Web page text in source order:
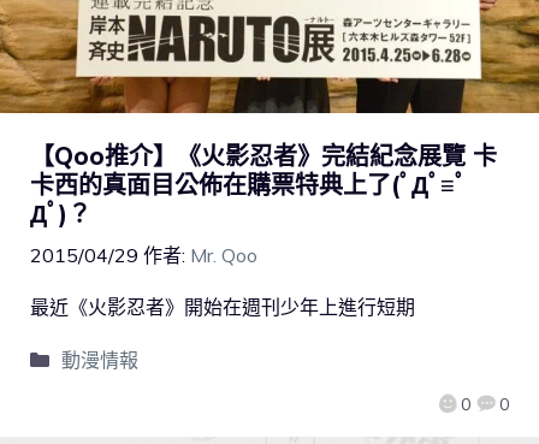
【Qoo推介】《火影忍者》完結紀念展覽 卡
卡西的真面目公佈在購票特典上了(ﾟДﾟ≡ﾟ
Дﾟ)？
2015/04/29 作者: Mr. Qoo
0 0
最近《火影忍者》開始在週刊少年上進行短期
動漫情報